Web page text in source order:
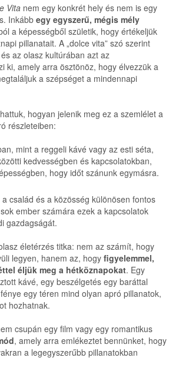
Vita nem egy konkrét hely és nem is egy
Inkább egy egyszerű, mégis mély
a képességből születik, hogy értékeljük
pillanatait. A „dolce vita” szó szerint
az olasz kultúrában azt az
ki, amely arra ösztönöz, hogy élvezzük a
a szépséget a mindennapi
hogyan jelenik meg ez a szemlélet a
részleteiben:
mint a reggeli kávé vagy az esti séta,
kedvességben és kapcsolatokban,
hogy időt szánunk egymásra.
család és a közösség különösen fontos
ember számára ezek a kapcsolatok
gazdagságát.
életérzés titka: nem az számít, hogy
legyen, hanem az, hogy figyelemmel,
éljük meg a hétköznapokat. Egy
kávé, egy beszélgetés egy baráttal
egy téren mind olyan apró pillanatok,
hozhatnak.
csupán egy film vagy egy romantikus
, amely arra emlékeztet bennünket, hogy
a legegyszerűbb pillanatokban